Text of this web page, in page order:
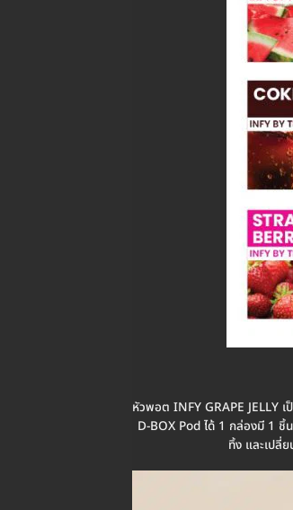
หัวพอต INFY GRAPE JELLY
D-BOX Pod ได้ 1 กล่องมี 1 ชิ้น
ทิ้ง และเปลี่